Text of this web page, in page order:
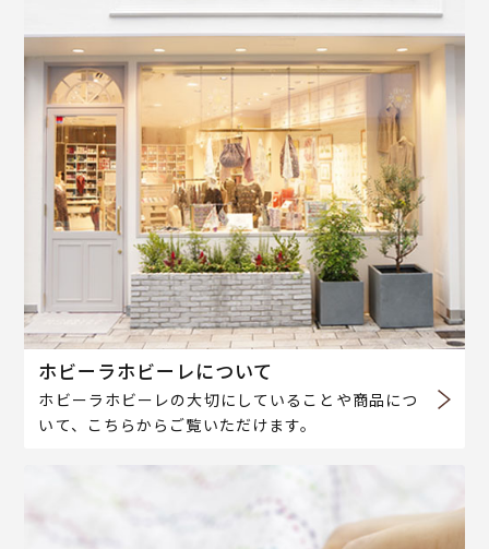
ホビーラホビーレについて
ホビーラホビーレの大切にしていることや商品につ
いて、こちらからご覧いただけます。